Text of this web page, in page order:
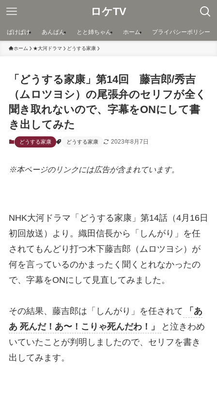
ロケTV
ばけばけ あんぱん とと姉ちゃん ホーム プライバシーポリシー
ホーム ★大河ドラマ どうする家康
「どうする家康」第14回 藤吉郎/秀吉
（ムロツヨシ）の尾張弁のセリフが全く
聞き取れないので、字幕をONにして書
き出してみた
どうする家康 どうする家康 2023年8月7日
※本ページのリンクには広告が含まれています。
NHK大河ドラマ「どうする家康」第14話（4月16日
初回放送）より。織田信長から「しんがり」を任
されてもんどり打つ木下藤吉郎（ムロツヨシ）が
何を言っているのかまったく聞くとれなかったの
で、字幕をONにして見直してみました。
その結果、藤吉郎は「しんがり」を任されて
「あ
あ 死んだ！あ〜！こりゃ死んだわ！」
と泣きわめ
いていたことが判明しましたので、セリフを書き
出してみます。